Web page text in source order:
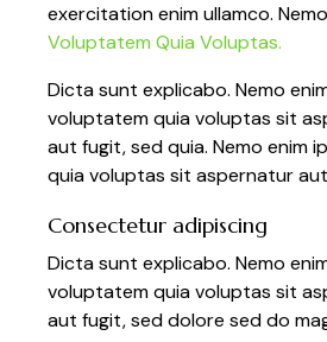
exercitation enim ullamco.
Voluptatem Quia Voluptas.
Dicta sunt explicabo. Nemo
voluptatem quia voluptas sit
aut fugit, sed quia. Nemo enim
quia voluptas sit aspernatur
Consectetur adipiscing
Dicta sunt explicabo. Nemo
voluptatem quia voluptas sit
aut fugit, sed dolore sed do